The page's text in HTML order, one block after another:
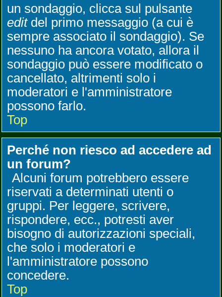
un sondaggio, clicca sul pulsante
editdel primo messaggio (a cui è
sempre associato il sondaggio). Se
nessuno ha ancora votato, allora il
sondaggio può essere modificato o
cancellato, altrimenti solo i
moderatori e l'amministratore
possono farlo.
Top
Perché non riesco ad accedere ad
un forum?
Alcuni forum potrebbero essere
riservati a determinati utenti o
gruppi. Per leggere, scrivere,
rispondere, ecc., potresti aver
bisogno di autorizzazioni speciali,
che solo i moderatori e
l'amministratore possono
concedere.
Top